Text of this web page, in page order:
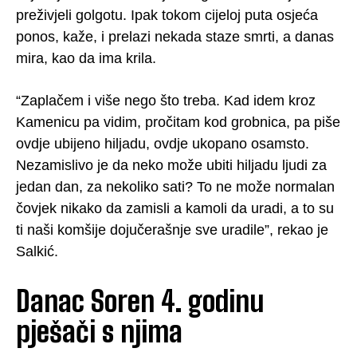
preživjeli golgotu. Ipak tokom cijeloj puta osjeća
ponos, kaže, i prelazi nekada staze smrti, a danas
mira, kao da ima krila.
“Zaplačem i više nego što treba. Kad idem kroz
Kamenicu pa vidim, pročitam kod grobnica, pa piše
ovdje ubijeno hiljadu, ovdje ukopano osamsto.
Nezamislivo je da neko može ubiti hiljadu ljudi za
jedan dan, za nekoliko sati? To ne može normalan
čovjek nikako da zamisli a kamoli da uradi, a to su
ti naši komšije dojučerašnje sve uradile”, rekao je
Salkić.
Danac Soren 4. godinu
pješači s njima